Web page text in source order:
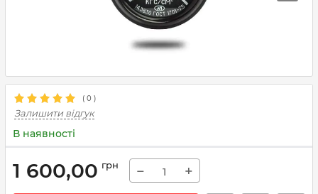
( 0 )
Залишити відгук
В наявності
1 600,00 грн − +